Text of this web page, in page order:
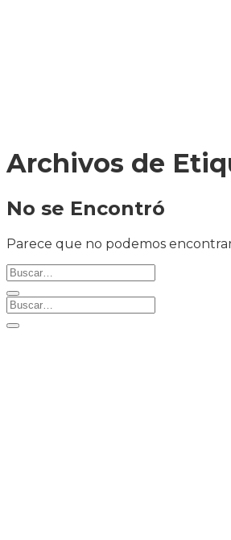
Archivos de
No se Encontró
Parece que no podemos